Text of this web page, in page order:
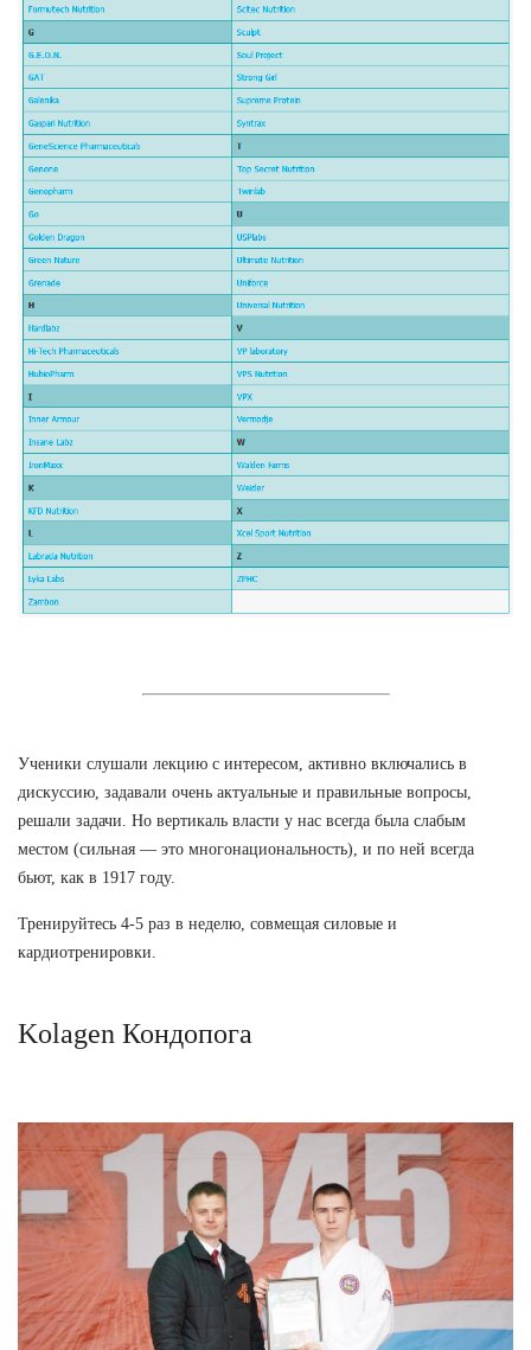
Ученики слушали лекцию с интересом, активно включались в
дискуссию, задавали очень актуальные и правильные вопросы,
решали задачи. Но вертикаль власти у нас всегда была слабым
местом (сильная — это многонациональность), и по ней всегда
бьют, как в 1917 году.
Тренируйтесь 4-5 раз в неделю, совмещая силовые и
кардиотренировки.
Kolagen Кондопога